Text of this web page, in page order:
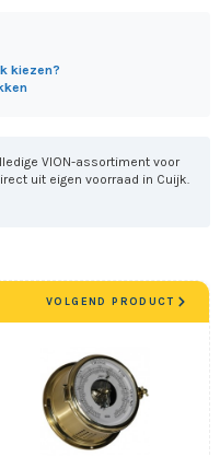
kiezen?
VION-assortiment voor
uit eigen voorraad in Cuijk.
VOLGEND PRODUCT